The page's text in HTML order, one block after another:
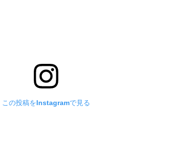
この投稿をInstagramで見る